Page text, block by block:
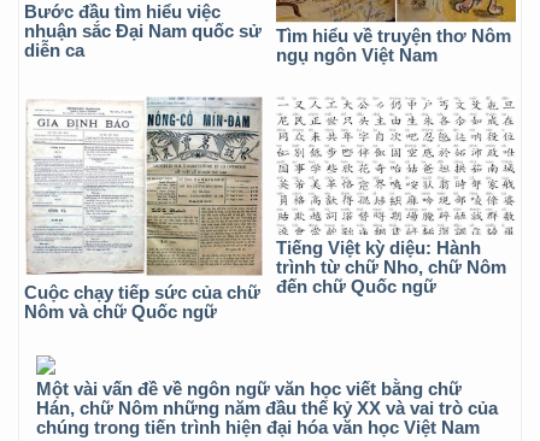
Bước đầu tìm hiểu việc
nhuận sắc Đại Nam quốc sử
diễn ca
Tìm hiểu về truyện thơ Nôm
ngụ ngôn Việt Nam
Cuộc chạy tiếp sức của chữ
Nôm và chữ Quốc ngữ
Tiếng Việt kỳ diệu: Hành
trình từ chữ Nho, chữ Nôm
đến chữ Quốc ngữ
Một vài vấn đề về ngôn ngữ văn học viết bằng chữ
Hán, chữ Nôm những năm đầu thế kỷ XX và vai trò của
chúng trong tiến trình hiện đại hóa văn học Việt Nam